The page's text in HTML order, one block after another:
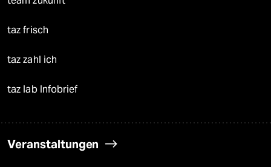
taz frisch
taz zahl ich
taz lab Infobrief
Veranstaltungen